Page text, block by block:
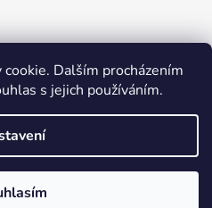
Dalším procházením
s jejich používáním.
recenzí
Shoptet